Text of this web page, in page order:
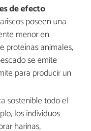
de efecto
poseen una
menor en
proteínas animales,
se emite
para producir un
sostenible todo el
los individuos
harinas,